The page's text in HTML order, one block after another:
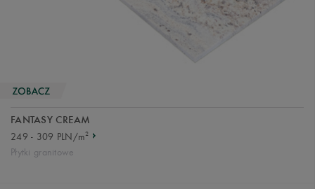
FANTASY CREAM
249 - 309 PLN/m2
Płytki granitowe